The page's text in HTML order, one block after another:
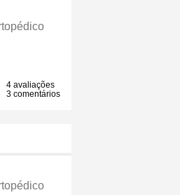
4 avaliações
3 comentários